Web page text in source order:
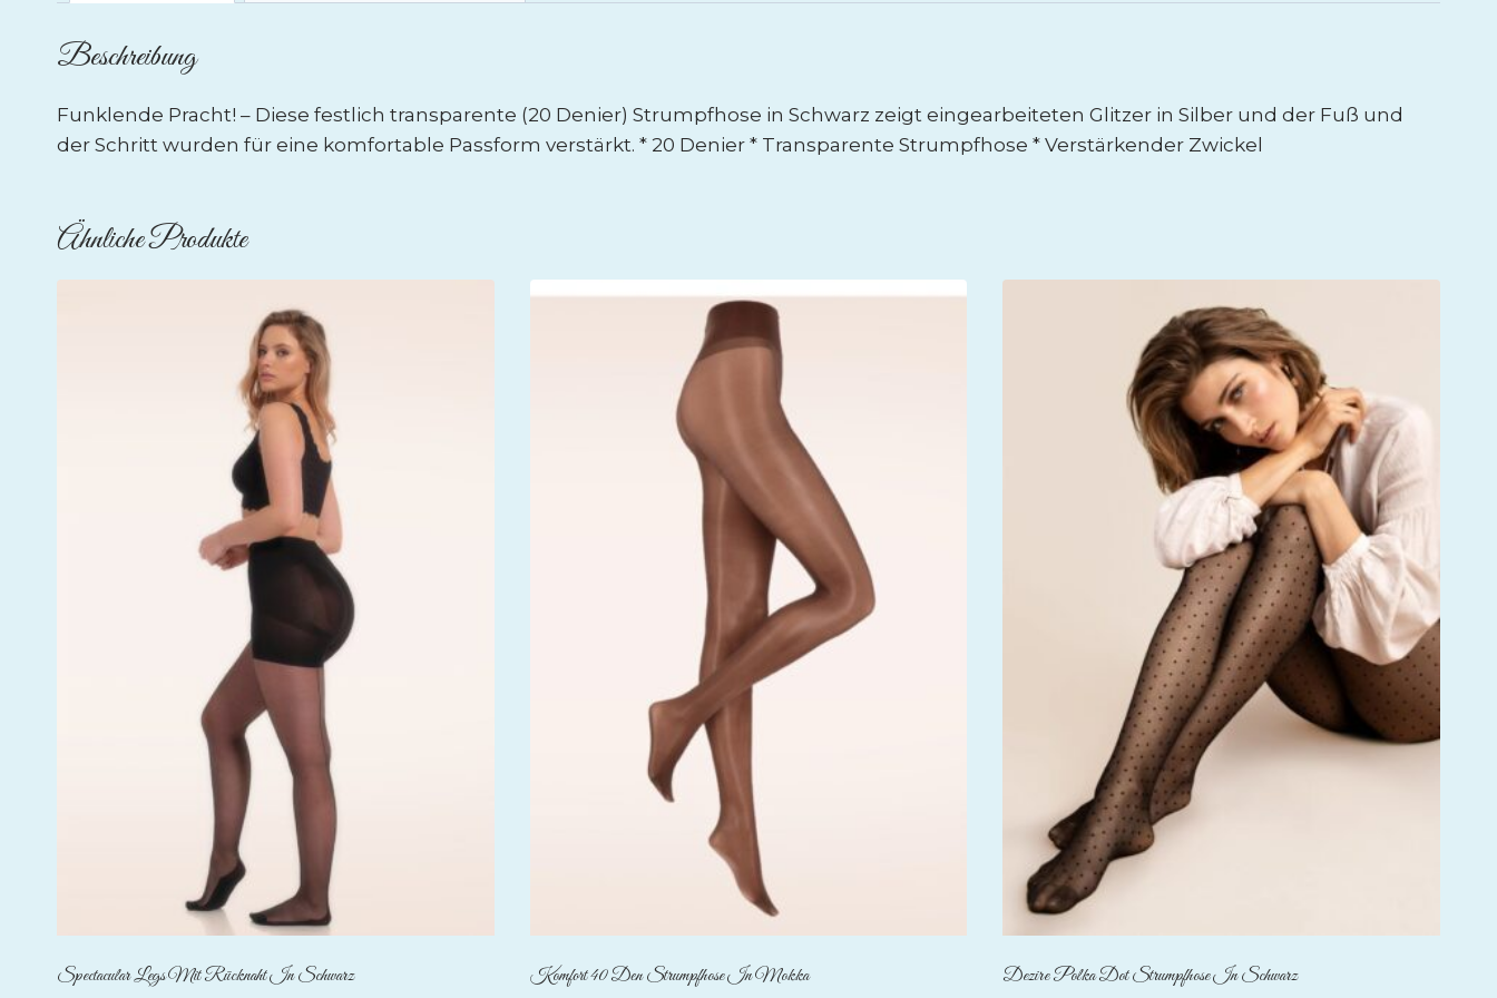
Beschreibung
Funklende Pracht! – Diese festlich transparente (20 Denier) Strumpfhose in Schwarz zeigt eingearbeiteten Glitzer in Silber und der Fuß und
der Schritt wurden für eine komfortable Passform verstärkt. * 20 Denier * Transparente Strumpfhose * Verstärkender Zwickel
Ähnliche Produkte
Spectacular Legs Mit Rücknaht In Schwarz Komfort 40 Den Strumpfhose In Mokka Dezire Polka Dot Strumpfhose In Schwarz